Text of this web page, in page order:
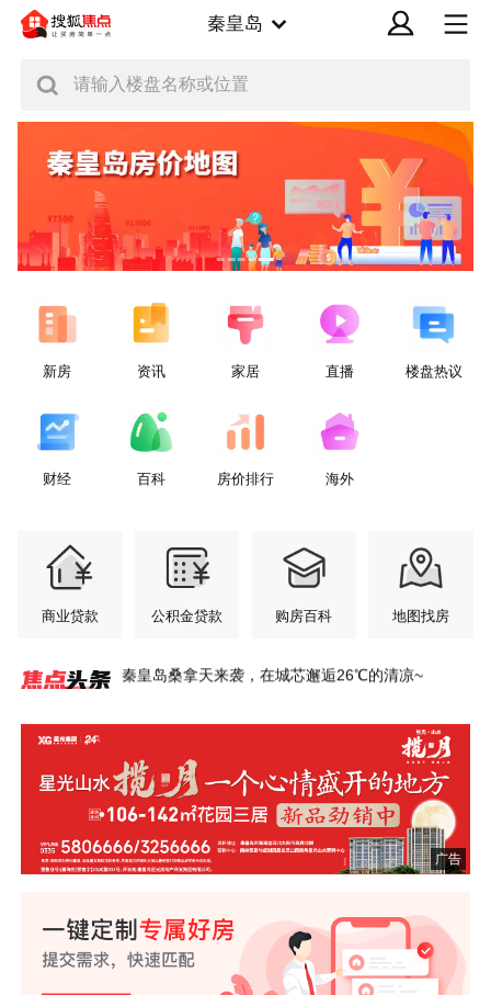
秦皇岛
请输入楼盘名称或位置
新房 资讯 家居 直播 楼盘热议
财经 百科 房价排行 海外
商业贷款 公积金贷款 购房百科 地图找房
社区火了！
总建面33.8万㎡！秦皇岛西部大盘将扩容！
约入驻
广！
广告